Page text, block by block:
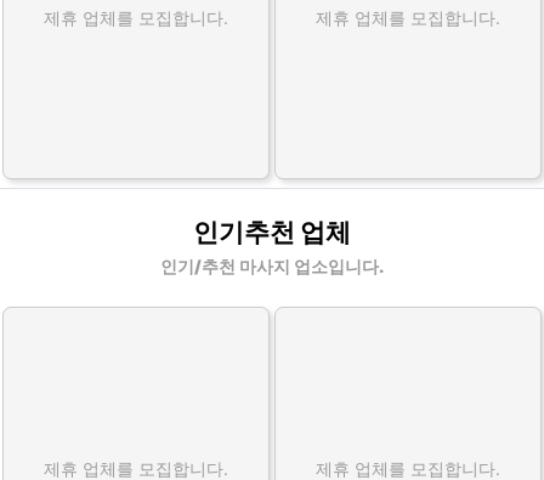
제휴 업체를 모집합니다. 제휴 업체를 모집합니다.
인기추천 업체
인기/추천 마사지 업소입니다.
제휴 업체를 모집합니다. 제휴 업체를 모집합니다.